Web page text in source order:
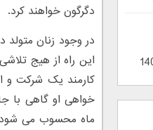
دگرگون خواهند کرد.
در وجود زنان
این راه از هیج
کارمند یک شرکت و
خواهی او گاهی با
ماه محسوب می شود